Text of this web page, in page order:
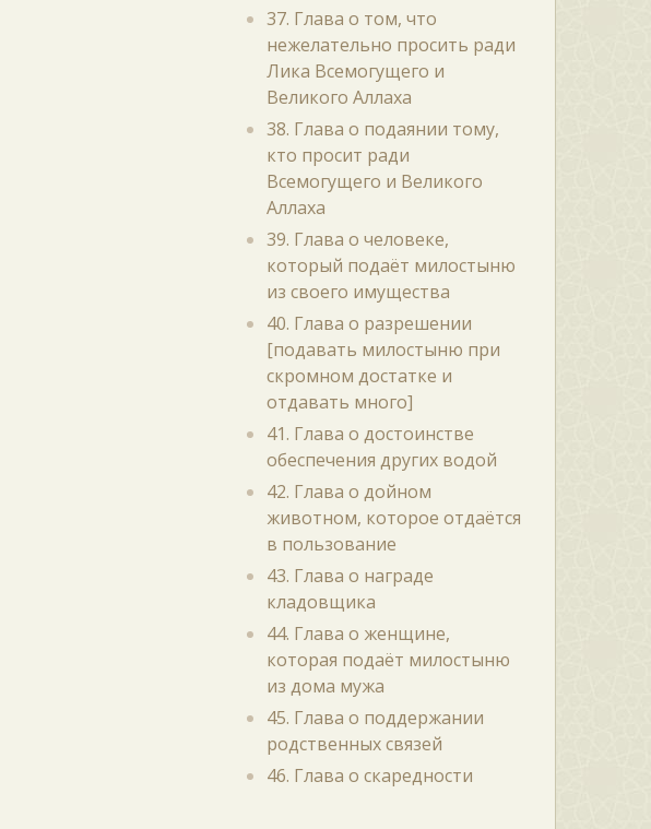
37. Глава о том, что
нежелательно просить ради
Лика Всемогущего и
Великого Аллаха
38. Глава о подаянии тому,
кто просит ради
Всемогущего и Великого
Аллаха
39. Глава о человеке,
который подаёт милостыню
из своего имущества
40. Глава о разрешении
[подавать милостыню при
скромном достатке и
отдавать много]
41. Глава о достоинстве
обеспечения других водой
42. Глава о дойном
животном, которое отдаётся
в пользование
43. Глава о награде
кладовщика
44. Глава о женщине,
которая подаёт милостыню
из дома мужа
45. Глава о поддержании
родственных связей
46. Глава о скаредности